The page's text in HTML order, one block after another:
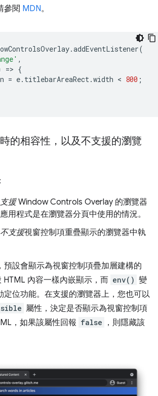
參閱 MDN。
.addEventListener(
,
=> {
= e. titlebarAreaRect .width < 800 ;
的相容性，以及不支援的瀏覽
支援Window Controls Overlay 的瀏覽器
用程式是在瀏覽器分頁中使用的情況。
不支援視窗控制項重疊顯示的瀏覽器中執
預設會顯示為視窗控制項疊加層建構的
HTML 內容一樣內嵌顯示，而 env() 變
定位功能。在支援的瀏覽器上，您也可以
屬性，決定是否顯示為視窗控制項
，如果該屬性回報 false
，則隱藏該